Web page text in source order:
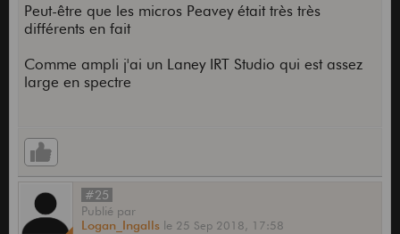
Peut-être que les micros Peavey était très très
différents en fait
Comme ampli j'ai un Laney IRT Studio qui est assez
large en spectre
#25
Publié par
Logan_Ingalls le 25 Sep 2018, 17:58